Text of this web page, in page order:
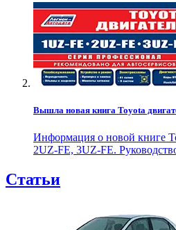
Вышла новая книга Toyota
Информация о новой книге
2UZ-FE, 3UZ-FE.
Статьи